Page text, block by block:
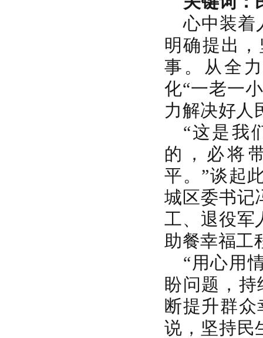
心中装着
明确提出
事。从全
化“一老一
力解决好人
“这是我
的，必将
平。”谈起
城区委书记
工、退役军
助餐幸福工
“用心用
盼问题，持
断提升群
说，坚持民